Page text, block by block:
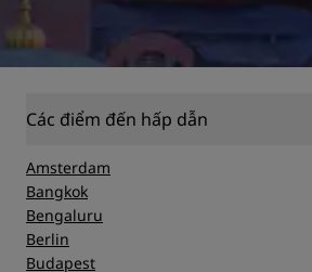
Các điểm đến hấp dẫn
Amsterdam
Bangkok
Bengaluru
Berlin
Budapest